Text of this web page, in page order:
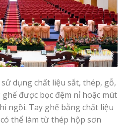
dụng chất liệu sắt, thép, gỗ,
được bọc đệm nỉ hoặc mút
ngồi. Tay ghế bằng chất liệu
thể làm từ thép hộp sơn